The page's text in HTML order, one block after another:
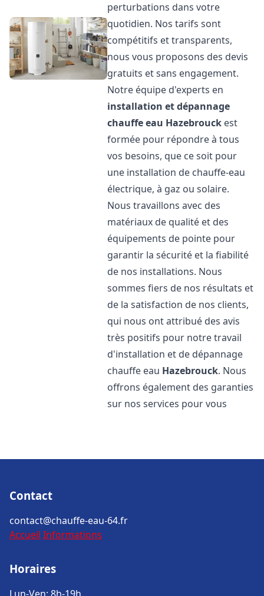
perturbations dans votre
quotidien. Nos tarifs sont
compétitifs et transparents,
nous vous proposons des devis
gratuits et sans engagement.
Notre équipe d'experts en
installation et dépannage
chauffe eau Hazebrouck est
formée pour répondre à tous
vos besoins, que ce soit pour
une installation de chauffe-eau
électrique, à gaz ou solaire.
Nous travaillons avec des
matériaux de qualité et des
équipements de pointe pour
garantir la sécurité et la fiabilité
de nos installations. Nous
sommes fiers de nos résultats et
de la satisfaction de nos clients,
qui nous ont attribué des avis
très positifs pour notre travail
d'installation et de dépannage
chauffe eau Hazebrouck. Nous
offrons également des garanties
sur nos services pour vous
Contact
contact@chauffe-eau-64.fr
Accueil Informations
Horaires